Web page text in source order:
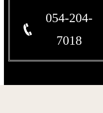
054-204-
7018